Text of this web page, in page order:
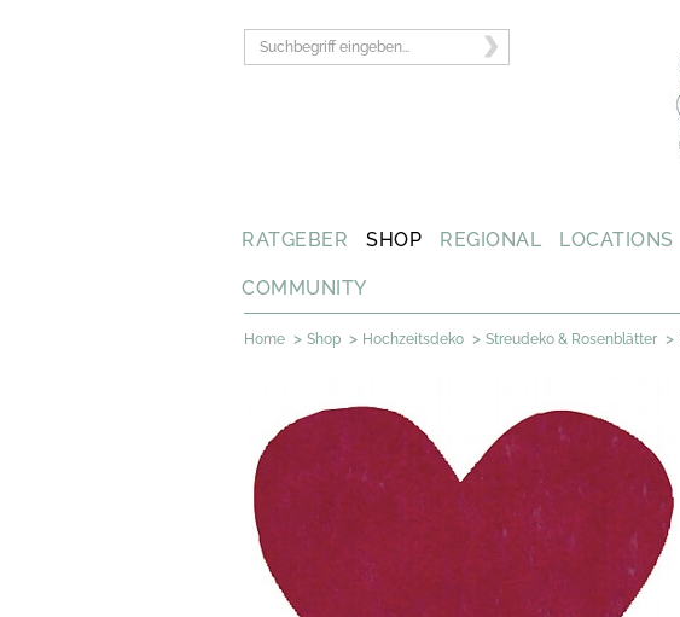
RATGEBER SHOP REGIONAL LOCATIONS
COMMUNITY
Home > Shop > Hochzeitsdeko > Streudeko & Rosenblätter >